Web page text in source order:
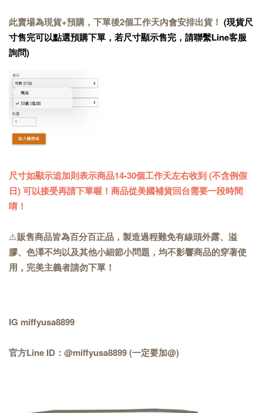
此賣場為現貨+預購，下單後2個工作天內會安排出貨！ (現貨尺
寸售完可以點選預購下單，若尺寸顯示售完，請聯繫Line客服
詢問)
尺寸如顯示追加則表示商品14-30個工作天左右收到 (不含例假
日) 可以接受再請下單喔！商品從美國補貨回台需要一段時間
唷！
⚠️販售商品皆為百分百正品，製造過程難免有線頭外露、溢
膠、色澤不均以及其他小細節小問題，均不影響商品的穿著使
用，完美主義者請勿下單！
IG miffyusa8899
官方Line ID：@miffyusa8899 (一定要加@)